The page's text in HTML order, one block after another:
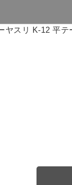
ヤスリ K-12 平